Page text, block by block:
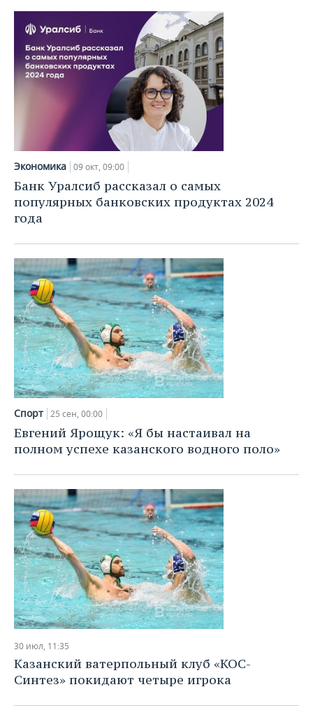
Экономика 09 окт, 09:00
Банк Уралсиб рассказал о самых
популярных банковских продуктах 2024
года
Спорт 25 сен, 00:00
Евгений Ярощук: «Я бы настаивал на
полном успехе казанского водного поло»
30 июл, 11:35
Казанский ватерпольный клуб «КОС-
Синтез» покидают четыре игрока